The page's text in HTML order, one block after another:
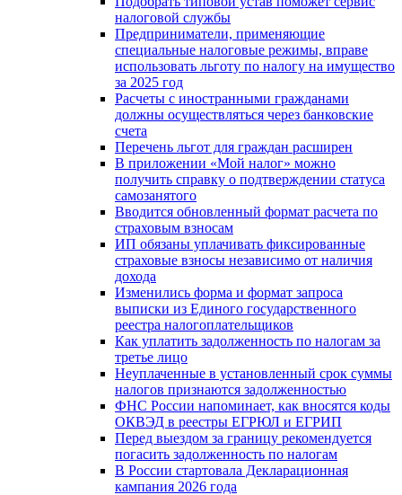
налоговой службы
Предприниматели, применяющие
специальные налоговые режимы, вправе
использовать льготу по налогу на имущество
за 2025 год
Расчеты с иностранными гражданами
должны осуществляться через банковские
счета
Перечень льгот для граждан расширен
В приложении «Мой налог» можно
получить справку о подтверждении статуса
самозанятого
Вводится обновленный формат расчета по
страховым взносам
ИП обязаны уплачивать фиксированные
страховые взносы независимо от наличия
дохода
Изменились форма и формат запроса
выписки из Единого государственного
реестра налогоплательщиков
Как уплатить задолженность по налогам за
третье лицо
Неуплаченные в установленный срок суммы
налогов признаются задолженностью
ФНС России напоминает, как вносятся коды
ОКВЭД в реестры ЕГРЮЛ и ЕГРИП
Перед выездом за границу рекомендуется
погасить задолженность по налогам
В России стартовала Декларационная
кампания 2026 года